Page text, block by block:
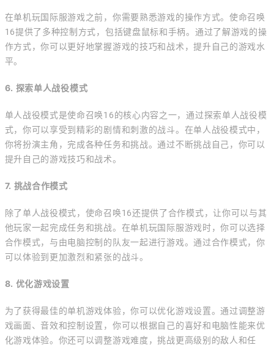
在单机玩国际服游戏之前，你需要熟悉游戏的操作方式。使命召唤
16提供了多种控制方式，包括键盘鼠标和手柄。通过了解游戏的操
作方式，你可以更好地掌握游戏的技巧和战术，提升自己的游戏水
平。
6. 探索单人战役模式
单人战役模式是使命召唤16的核心内容之一，通过探索单人战役模
式，你可以享受到精彩的剧情和刺激的战斗。在单人战役模式中，
你将扮演主角，完成各种任务和挑战。通过不断挑战自己，你可以
提升自己的游戏技巧和战术。
7. 挑战合作模式
除了单人战役模式，使命召唤16还提供了合作模式，让你可以与其
他玩家一起完成任务和挑战。在单机玩国际服游戏时，你可以选择
合作模式，与由电脑控制的队友一起进行游戏。通过合作模式，你
可以体验到更加激烈和紧张的战斗。
8. 优化游戏设置
为了获得最佳的单机游戏体验，你可以优化游戏设置。通过调整游
戏画面、音效和控制设置，你可以根据自己的喜好和电脑性能来优
化游戏体验。你还可以调整游戏难度，挑战更高级别的敌人和任